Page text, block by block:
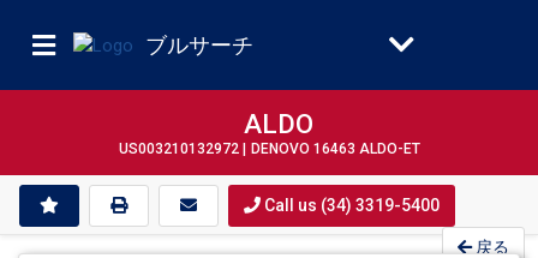
ブルサーチ
ALDO
US003210132972 | DENOVO 16463 ALDO-ET
Call us (34) 3319-5400
戻る